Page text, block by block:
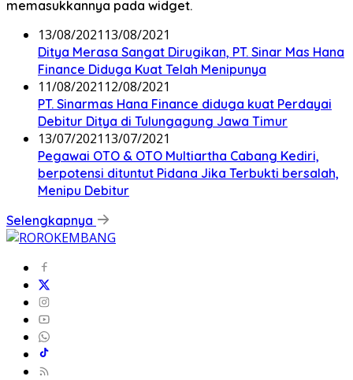
memasukkannya pada widget.
13/08/2021 13/08/2021
Ditya Merasa Sangat Dirugikan, PT. Sinar Mas Hana
Finance Diduga Kuat Telah Menipunya
11/08/2021 12/08/2021
PT. Sinarmas Hana Finance diduga kuat Perdayai
Debitur Ditya di Tulungagung Jawa Timur
13/07/2021 13/07/2021
Pegawai OTO & OTO Multiartha Cabang Kediri,
berpotensi dituntut Pidana Jika Terbukti bersalah,
Menipu Debitur
Selengkapnya